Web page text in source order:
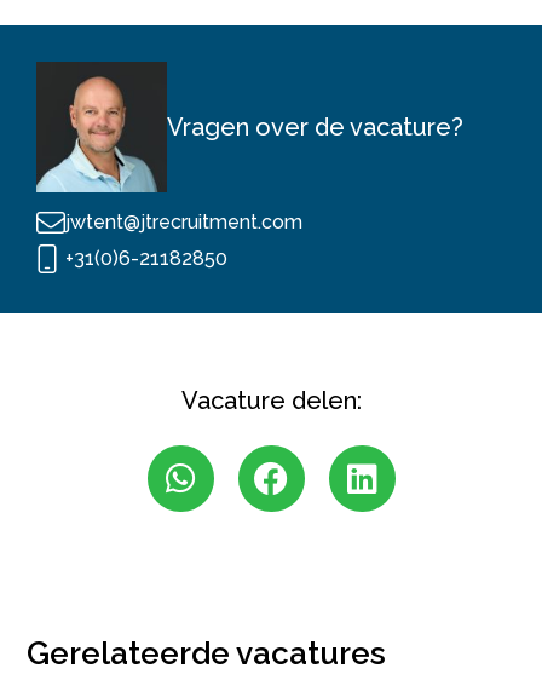
Vragen over de vacature?
jwtent@jtrecruitment.com
+31(0)6-21182850
Vacature delen:
Gerelateerde vacatures